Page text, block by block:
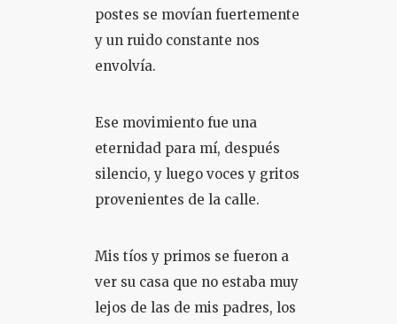
postes se movían fuertemente
y un ruido constante nos
envolvía.
Ese movimiento fue una
eternidad para mí, después
silencio, y luego voces y gritos
provenientes de la calle.
Mis tíos y primos se fueron a
ver su casa que no estaba muy
lejos de las de mis padres, los